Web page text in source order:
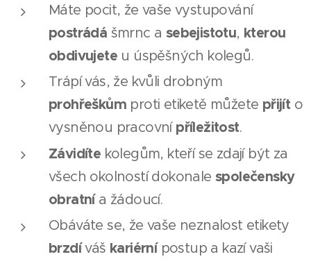
Máte pocit, že vaše vystupování
postrádá šmrnc a sebejistotu, kterou
obdivujete u úspěšných kolegů.
Trápí vás, že kvůli drobným
prohřeškům proti etiketě můžete přijíto
vysněnou pracovní příležitost.
Závidíte kolegům, kteří se zdají být za
všech okolností dokonale společensky
obratní a žádoucí.
Obáváte se, že vaše neznalost etikety
brzdíváš kariérní postup a kazí vaši